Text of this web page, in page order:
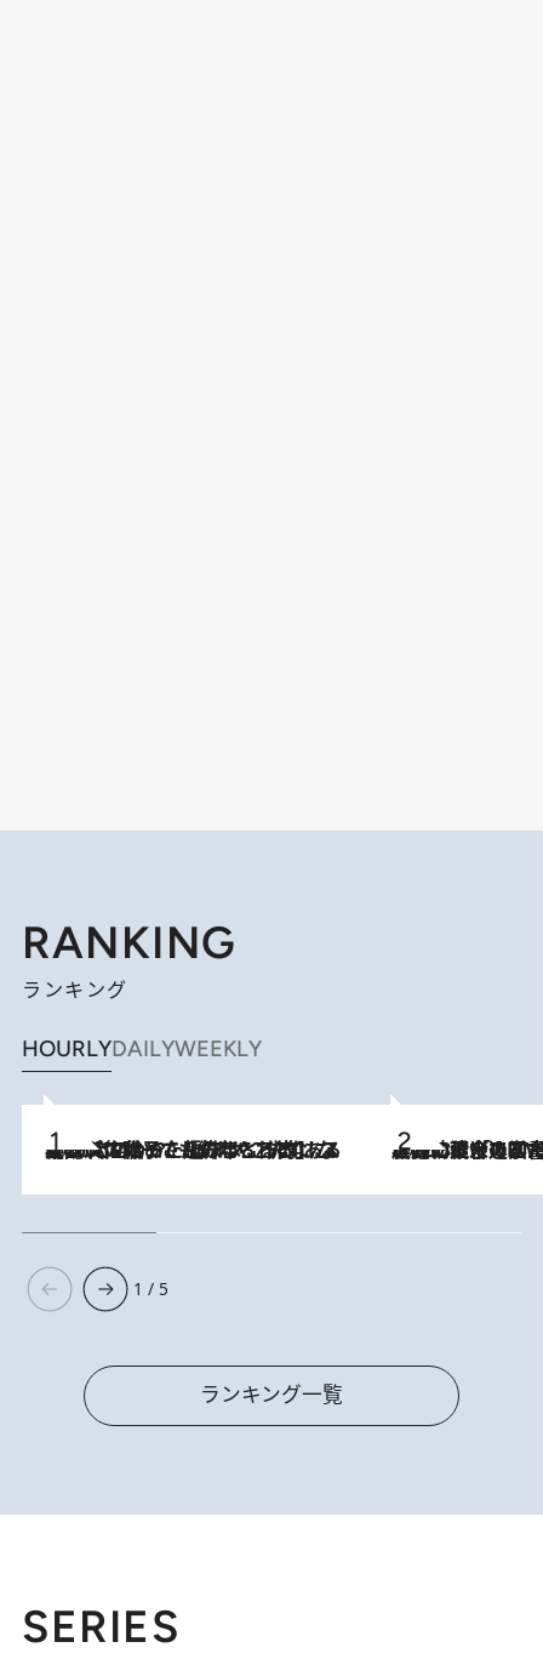
RANKING
ランキング
HOURLYDAILYWEEKLY
2026.8.5
【阿川佐和子さんの年とる力】なぜ70代で始めた趣味は“こんなに楽しい”のか？ ピアノ、俳句…スランプに陥っても続けられる“ある秘訣”とは 2026.8.3
慶應幼稚舎の図書室からテレビの世界に飛び込んだ阿川佐和子（72）
1 / 5
ランキング一覧
SERIES